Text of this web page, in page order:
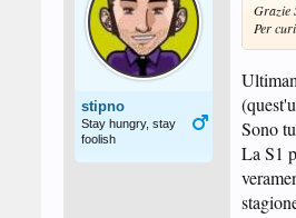
stipno
Stay hungry, stay
foolish
Grazie
Per
Sono
La S1